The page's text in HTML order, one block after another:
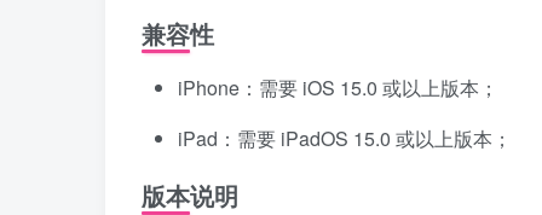
兼容性
iPhone：需要 iOS 15.0 或以上版本；
iPad：需要 iPadOS 15.0 或以上版本；
版本说明